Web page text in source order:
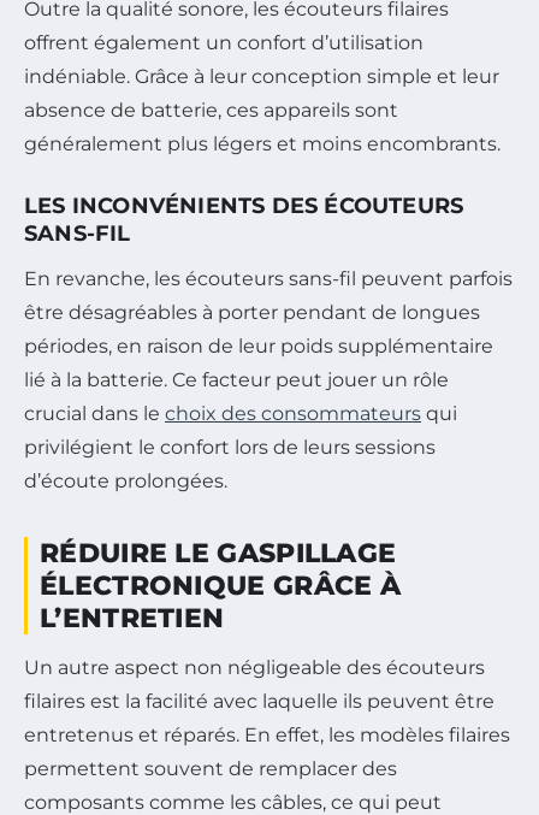
Outre la qualité sonore, les écouteurs filaires
offrent également un confort d’utilisation
indéniable. Grâce à leur conception simple et leur
absence de batterie, ces appareils sont
généralement plus légers et moins encombrants.
LES INCONVÉNIENTS DES ÉCOUTEURS
SANS-FIL
En revanche, les écouteurs sans-fil peuvent parfois
être désagréables à porter pendant de longues
périodes, en raison de leur poids supplémentaire
lié à la batterie. Ce facteur peut jouer un rôle
crucial dans le choix des consommateurs qui
privilégient le confort lors de leurs sessions
d’écoute prolongées.
RÉDUIRE LE GASPILLAGE
ÉLECTRONIQUE GRÂCE À
L’ENTRETIEN
Un autre aspect non négligeable des écouteurs
filaires est la facilité avec laquelle ils peuvent être
entretenus et réparés. En effet, les modèles filaires
permettent souvent de remplacer des
composants comme les câbles, ce qui peut